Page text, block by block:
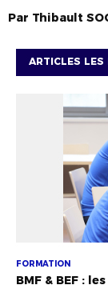
Par Thibault
ARTICLES LES
FORMATION
BMF & BEF :